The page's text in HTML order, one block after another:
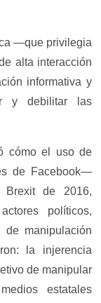
—que privilegia
alta interacción
informativa y
y debilitar las
cómo el uso de
de Facebook—
de 2016,
políticos,
de manipulación
la injerencia
de manipular
estatales